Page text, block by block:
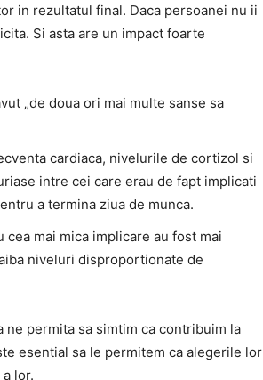
in rezultatul final. Daca persoanei nu ii
Si asta are un impact foarte
„de doua ori mai multe sanse sa
cardiaca, nivelurile de cortizol si
intre cei care erau de fapt implicati
a termina ziua de munca.
mai mica implicare au fost mai
niveluri disproportionate de
ne permita sa simtim ca contribuim la
esential sa le permitem ca alegerile lor
lor.